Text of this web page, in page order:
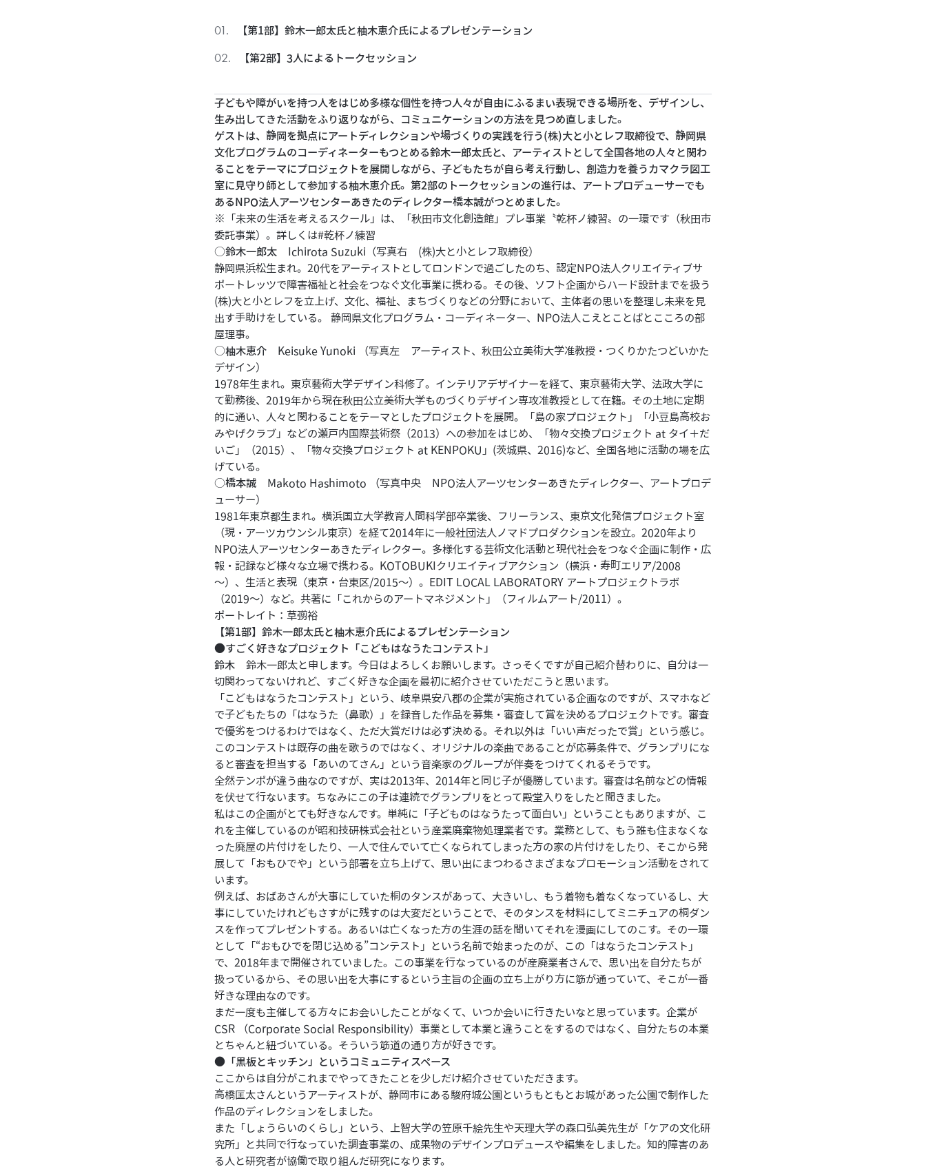
【第1部】鈴木一郎太氏と柚木恵介氏によるプレゼンテーション
【第2部】3人によるトークセッション
子どもや障がいを持つ人をはじめ多様な個性を持つ人々が自由にふるまい表現できる場所を、デザインし、
生み出してきた活動をふり返りながら、コミュニケーションの方法を見つめ直しました。
ゲストは、静岡を拠点にアートディレクションや場づくりの実践を行う(株)大と小とレフ取締役で、静岡県
文化プログラムのコーディネーターもつとめる鈴木一郎太氏と、アーティストとして全国各地の人々と関わ
ることをテーマにプロジェクトを展開しながら、子どもたちが自ら考え行動し、創造力を養うカマクラ図工
室に見守り師として参加する柚木恵介氏。第2部のトークセッションの進行は、アートプロデューサーでも
あるNPO法人アーツセンターあきたのディレクター橋本誠がつとめました。
※「未来の生活を考えるスクール」は、「秋田市文化創造館」プレ事業〝乾杯ノ練習〟の一環です（秋田市
委託事業）。詳しくは#乾杯ノ練習
○鈴木一郎太 Ichirota Suzuki（写真右 (株)大と小とレフ取締役）
静岡県浜松生まれ。20代をアーティストとしてロンドンで過ごしたのち、認定NPO法人クリエイティブサ
ポートレッツで障害福祉と社会をつなぐ文化事業に携わる。その後、ソフト企画からハード設計までを扱う
(株)大と小とレフを立上げ、文化、福祉、まちづくりなどの分野において、主体者の思いを整理し未来を見
出す手助けをしている。 静岡県文化プログラム・コーディネーター、NPO法人こえとことばとこころの部
屋理事。
○柚木恵介 Keisuke Yunoki （写真左 アーティスト、秋田公立美術大学准教授・つくりかたつどいかた
デザイン）
1978年生まれ。東京藝術大学デザイン科修了。インテリアデザイナーを経て、東京藝術大学、法政大学に
て勤務後、2019年から現在秋田公立美術大学ものづくりデザイン専攻准教授として在籍。その土地に定期
的に通い、人々と関わることをテーマとしたプロジェクトを展開。「島の家プロジェクト」「小豆島高校お
みやげクラブ」などの瀬戸内国際芸術祭（2013）への参加をはじめ、「物々交換プロジェクト at タイ＋だ
いご」（2015）、「物々交換プロジェクト at KENPOKU」(茨城県、2016)など、全国各地に活動の場を広
げている。
○橋本誠 Makoto Hashimoto （写真中央 NPO法人アーツセンターあきたディレクター、アートプロデ
ューサー）
1981年東京都生まれ。横浜国立大学教育人間科学部卒業後、フリーランス、東京文化発信プロジェクト室
（現・アーツカウンシル東京）を経て2014年に一般社団法人ノマドプロダクションを設立。2020年より
NPO法人アーツセンターあきたディレクター。多様化する芸術文化活動と現代社会をつなぐ企画に制作・広
報・記録など様々な立場で携わる。KOTOBUKIクリエイティブアクション（横浜・寿町エリア/2008
～）、生活と表現（東京・台東区/2015〜）。EDIT LOCAL LABORATORY アートプロジェクトラボ
（2019〜）など。共著に「これからのアートマネジメント」（フィルムアート/2011）。
ポートレイト：草彅裕
【第1部】鈴木一郎太氏と柚木恵介氏によるプレゼンテーション
●すごく好きなプロジェクト「こどもはなうたコンテスト」
鈴木 鈴木一郎太と申します。今日はよろしくお願いします。さっそくですが自己紹介替わりに、自分は一
切関わってないけれど、すごく好きな企画を最初に紹介させていただこうと思います。
「こどもはなうたコンテスト」という、岐阜県安八郡の企業が実施されている企画なのですが、スマホなど
で子どもたちの「はなうた（鼻歌）」を録音した作品を募集・審査して賞を決めるプロジェクトです。審査
で優劣をつけるわけではなく、ただ大賞だけは必ず決める。それ以外は「いい声だったで賞」という感じ。
このコンテストは既存の曲を歌うのではなく、オリジナルの楽曲であることが応募条件で、グランプリにな
ると審査を担当する「あいのてさん」という音楽家のグループが伴奏をつけてくれるそうです。
全然テンポが違う曲なのですが、実は2013年、2014年と同じ子が優勝しています。審査は名前などの情報
を伏せて行ないます。ちなみにこの子は連続でグランプリをとって殿堂入りをしたと聞きました。
私はこの企画がとても好きなんです。単純に「子どものはなうたって面白い」ということもありますが、こ
れを主催しているのが昭和技研株式会社という産業廃棄物処理業者です。業務として、もう誰も住まなくな
った廃屋の片付けをしたり、一人で住んでいて亡くなられてしまった方の家の片付けをしたり、そこから発
展して「おもひでや」という部署を立ち上げて、思い出にまつわるさまざまなプロモーション活動をされて
います。
例えば、おばあさんが大事にしていた桐のタンスがあって、大きいし、もう着物も着なくなっているし、大
事にしていたけれどもさすがに残すのは大変だということで、そのタンスを材料にしてミニチュアの桐ダン
スを作ってプレゼントする。あるいは亡くなった方の生涯の話を聞いてそれを漫画にしてのこす。その一環
として「“おもひでを閉じ込める”コンテスト」という名前で始まったのが、この「はなうたコンテスト」
で、2018年まで開催されていました。この事業を行なっているのが産廃業者さんで、思い出を自分たちが
扱っているから、その思い出を大事にするという主旨の企画の立ち上がり方に筋が通っていて、そこが一番
好きな理由なのです。
まだ一度も主催してる方々にお会いしたことがなくて、いつか会いに行きたいなと思っています。企業が
CSR （Corporate Social Responsibility）事業として本業と違うことをするのではなく、自分たちの本業
とちゃんと紐づいている。そういう筋道の通り方が好きです。
●「黒板とキッチン」というコミュニティスペース
ここからは自分がこれまでやってきたことを少しだけ紹介させていただきます。
高橋匡太さんというアーティストが、静岡市にある駿府城公園というもともとお城があった公園で制作した
作品のディレクションをしました。
また「しょうらいのくらし」という、上智大学の笠原千絵先生や天理大学の森口弘美先生が「ケアの文化研
究所」と共同で行なっていた調査事業の、成果物のデザインプロデュースや編集をしました。知的障害のあ
る人と研究者が協働で取り組んだ研究になります。